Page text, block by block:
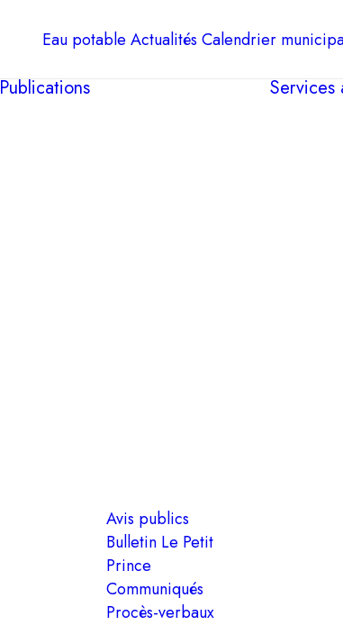
Eau potable Actualités Calendrier
Publications
Avis publics
Bulletin Le Petit
Prince
Communiqués
Procès-verbaux
Services